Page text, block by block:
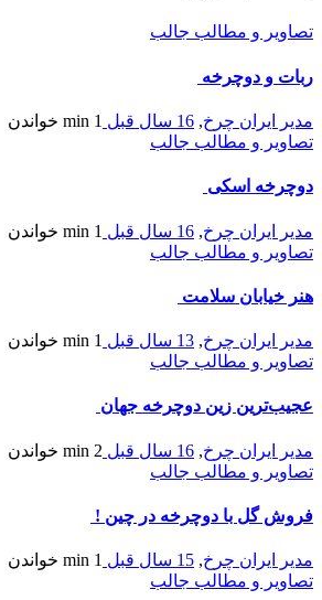
تصاویر و مطالب جالب
ربات و دوچرخه
مدیر ایران چرخ, 16 سال قبل 1 min
خواندن
تصاویر و مطالب جالب
دوچرخه اسکی
مدیر ایران چرخ, 16 سال قبل 1 min
خواندن
تصاویر و مطالب جالب
هنر خیابان سلامت
مدیر ایران چرخ, 13 سال قبل 1 min
خواندن
تصاویر و مطالب جالب
عجیب‌ترین زین دوچرخه جهان
مدیر ایران چرخ, 16 سال قبل 2 min
خواندن
تصاویر و مطالب جالب
فروش گل با دوچرخه در چین !
مدیر ایران چرخ, 15 سال قبل 1 min
خواندن
تصاویر و مطالب جالب